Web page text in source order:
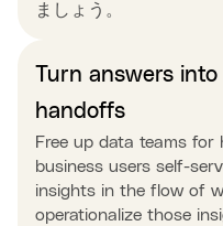
ましょう。
Turn answers
handoffs
Free up data teams for
business users self-
insights in the flow of
operationalize those